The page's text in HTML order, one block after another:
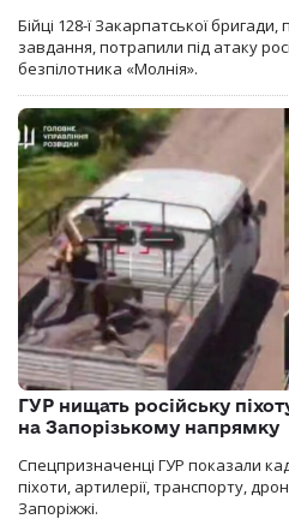
Бійці 128-ї Закарпатської
завдання, потрапили під атаку
безпілотника «Молнія».
ГУР нищать російську
на Запорізькому напрямку
Спецпризначенці ГУР показали
піхоти, артилерії, транспорту,
Запоріжжі.